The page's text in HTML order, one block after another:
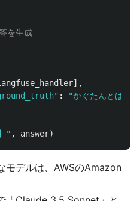
],
" : "かぐたんとは、
" , answer)
モデルは、AWSのAmazon